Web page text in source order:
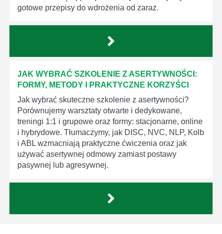
gotowe przepisy do wdrożenia od zaraz.
JAK WYBRAĆ SZKOLENIE Z ASERTYWNOŚCI:
FORMY, METODY I PRAKTYCZNE KORZYŚCI
Jak wybrać skuteczne szkolenie z asertywności?
Porównujemy warsztaty otwarte i dedykowane,
treningi 1:1 i grupowe oraz formy: stacjonarne, online
i hybrydowe. Tłumaczymy, jak DISC, NVC, NLP, Kolb
i ABL wzmacniają praktyczne ćwiczenia oraz jak
używać asertywnej odmowy zamiast postawy
pasywnej lub agresywnej.